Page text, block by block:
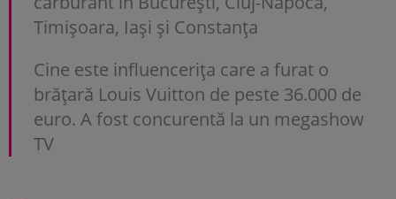
Timișoara, Iași și Constanța
Cine este influencerița care a furat o
brățară Louis Vuitton de peste 36.000 de
euro. A fost concurentă la un megashow
TV